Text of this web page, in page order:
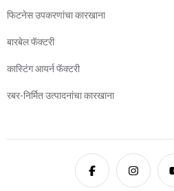
फिटनेस उपकरणांचा कारखाना
बारबेल फॅक्टरी
कास्टिंग आयर्न फॅक्टरी
रबर-निर्मित उत्पादनांचा कारखाना